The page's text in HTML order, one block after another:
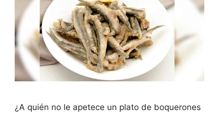
¿A quién no le apetece un plato de boquerones